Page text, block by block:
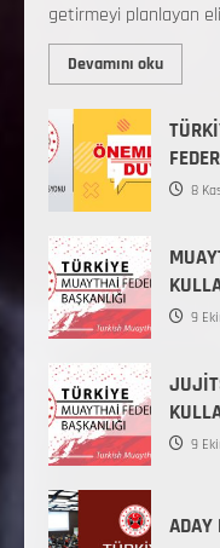
getirmeyi planlayan
Devamını oku
8
9
9
ADAY